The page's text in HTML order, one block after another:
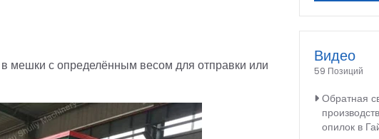
мешки с определённым весом для отправки или
Видео
59 Позиций
Обратная
опилок в